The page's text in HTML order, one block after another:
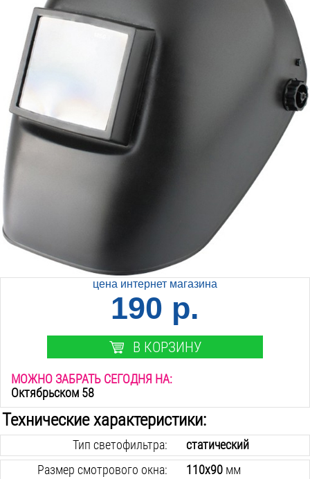
цена интернет магазина
190 р.
В КОРЗИНУ
МОЖНО ЗАБРАТЬ СЕГОДНЯ НА:
Октябрьском 58
Технические характеристики:
Тип светофильтра:
статический
Размер смотрового окна:
110х90мм